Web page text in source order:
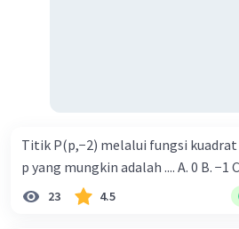
Titik P(p,−2) melalui fungsi kuadrat
p yang mungkin adalah .... A. 0 B. −1
23 4.5